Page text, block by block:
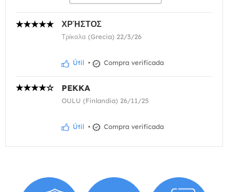
ΧΡΉΣΤΟΣ
Τρίκαλα (Grecia) 22/3/26
Útil • Compra verificada
PEKKA
OULU (Finlandia) 26/11/25
Útil • Compra verificada